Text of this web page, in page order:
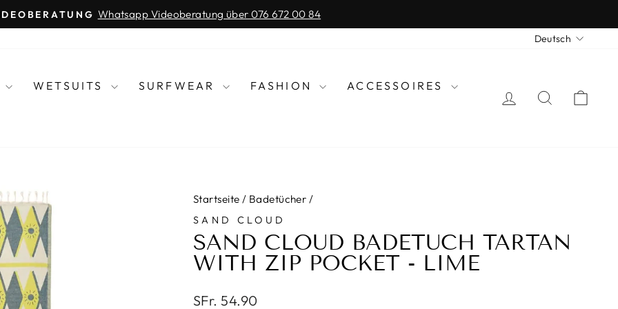
Pause
Whatsapp Videoberatung über 076 672 00 84
Deutsch
WETSUITS SURFWEAR FASHION
ACCESSOIRES
EINLOGGEN
SUCHE
Startseite / Badetücher /
SAND CLOUD
SAND CLOUD BADETUCH TARTAN
WITH ZIP POCKET - LIME
Normaler
SFr. 54.90